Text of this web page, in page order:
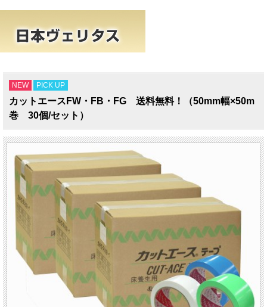
NEW PICK UP
カットエースFW・FB・FG 送料無料！（50mm幅×50m
巻 30個/セット）